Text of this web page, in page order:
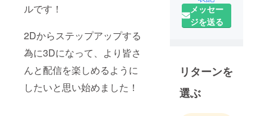
ルです！
2Dからステップアップする
為に3Dになって、より皆さ
んと配信を楽しめるように
したいと思い始めました！
メッセー
ジを送る
リターンを
選ぶ